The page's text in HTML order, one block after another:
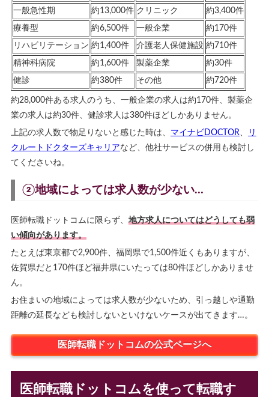
一般急性期 約13,000件 クリニック 約3,400件
療養型 約6,500件 一般企業 約170件
リハビリテーション 約1,400件 介護老人保健施設 約710件
精神科病院 約1,600件 製薬企業 約30件
健診 約380件 その他 約720件
約28,000件ある求人のうち、一般企業の求人は約170件、製薬企
業の求人は約30件、健診求人は380件ほどしかありません。
上記の求人数で物足りないと感じた時は、 マイナビDOCTOR、
リ
クルートドクターズキャリアなど、他社サービスの併用も検討し
てくださいね。
②地域によっては求人数が少ない…
医師転職ドットコムに限らず、 地方求人についてはどうしても弱
い傾向があります。
たとえば東京都で2,900件、福岡県で1,500件近くもありますが、
佐賀県だと170件ほど福井県にいたっては80件ほどしかありませ
ん。
お住まいの地域によっては求人数が少ないため、引っ越しや通勤
距離の延長なども検討しないといけないケースが出てきます…。
医師転職ドットコムの公式ページへ
医師転職ドットコムを使って転職す